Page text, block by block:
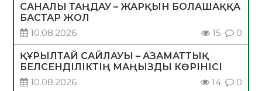
САНАЛЫ ТАҢДАУ – ЖАРҚЫН БОЛАШАҚҚА
БАСТАР ЖОЛ
10.08.2026
15 0
ҚҰРЫЛТАЙ САЙЛАУЫ – АЗАМАТТЫҚ
БЕЛСЕНДІЛІКТІҢ МАҢЫЗДЫ КӨРІНІСІ
10.08.2026
14 0